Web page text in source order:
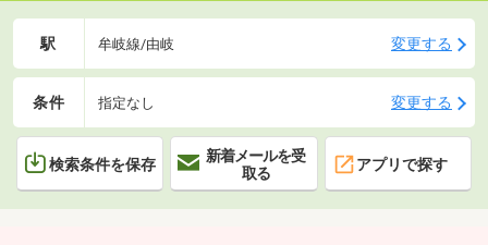
駅 牟岐線/由岐 変更する
条件 指定なし 変更する
検索条件を保存
新着メールを受
取る
アプリで探す